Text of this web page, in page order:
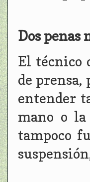
Dos penas
El técnico
de prensa,
entender
mano o la
tampoco